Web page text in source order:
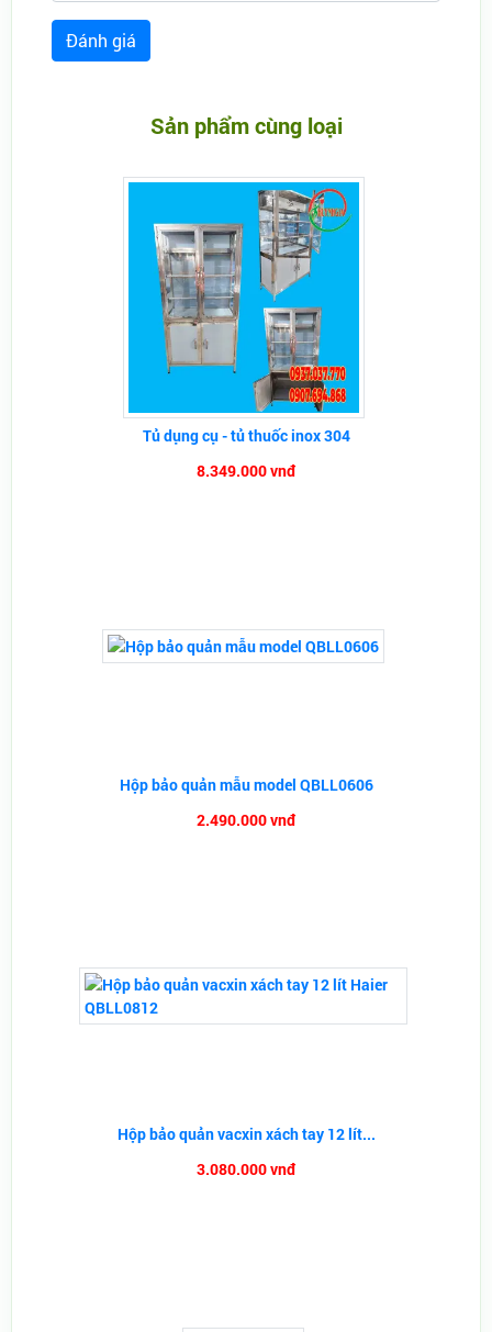
Sản phẩm cùng loại
Tủ dụng cụ - tủ thuốc inox 304
8.349.000 vnđ
Hộp bảo quản mẫu model QBLL0606
2.490.000 vnđ
Hộp bảo quản vacxin xách tay 12 lít...
3.080.000 vnđ